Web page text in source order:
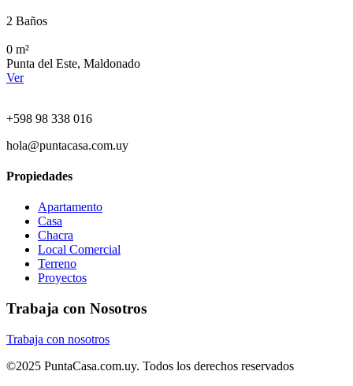
2 Baños
0 m²
Punta del Este, Maldonado
Ver
+598 98 338 016
hola@puntacasa.com.uy
Propiedades
Apartamento
Casa
Chacra
Local Comercial
Terreno
Proyectos
Trabaja con Nosotros
Trabaja con nosotros
©2025 PuntaCasa.com.uy. Todos los derechos reservados